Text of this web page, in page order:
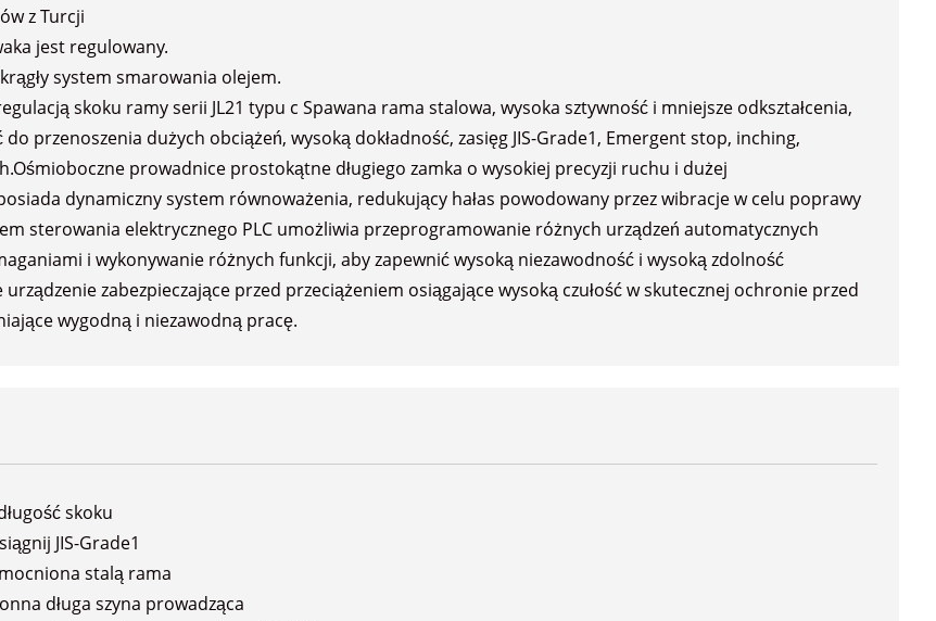
z Turcji
jest regulowany.
system smarowania olejem.
skoku ramy serii JL21 typu c Spawana rama stalowa, wysoka sztywność i mniejsze odkształcenia,
przenoszenia dużych obciążeń, wysoką dokładność, zasięg JIS-Grade1, Emergent stop, inching,
prowadnice prostokątne długiego zamka o wysokiej precyzji ruchu i dużej
dynamiczny system równoważenia, redukujący hałas powodowany przez wibracje w celu poprawy
sterowania elektrycznego PLC umożliwia przeprogramowanie różnych urządzeń automatycznych
i wykonywanie różnych funkcji, aby zapewnić wysoką niezawodność i wysoką zdolność
zabezpieczające przed przeciążeniem osiągające wysoką czułość w skutecznej ochronie przed
wygodną i niezawodną pracę.
skoku
JIS-Grade1
stalą rama
długa szyna prowadząca